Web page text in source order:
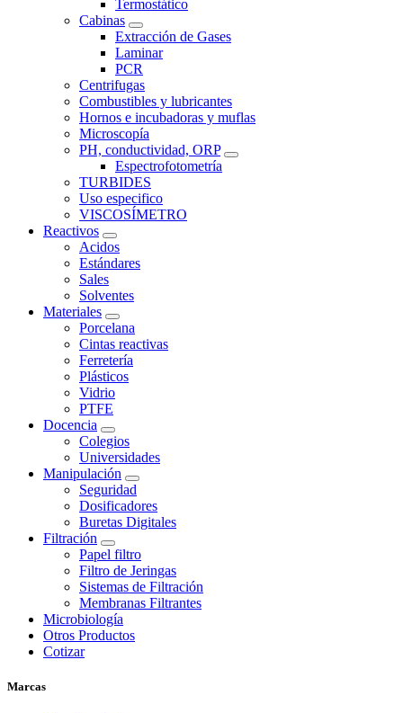
Termostático
Cabinas
Extracción de Gases
Laminar
PCR
Centrifugas
Combustibles y lubricantes
Hornos e incubadoras y muflas
Microscopía
PH, conductividad, ORP
Espectrofotometría
TURBIDES
Uso especifico
VISCOSÍMETRO
Reactivos
Acidos
Estándares
Sales
Solventes
Materiales
Porcelana
Cintas reactivas
Ferretería
Plásticos
Vidrio
PTFE
Docencia
Colegios
Universidades
Manipulación
Seguridad
Dosificadores
Buretas Digitales
Filtración
Papel filtro
Filtro de Jeringas
Sistemas de Filtración
Membranas Filtrantes
Microbiología
Otros Productos
Cotizar
Marcas